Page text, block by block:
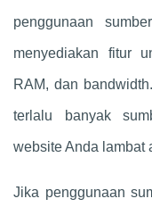
penggunaan
menyediakan fitur
RAM, dan
terlalu banyak
website Anda lambat
Jika penggunaan